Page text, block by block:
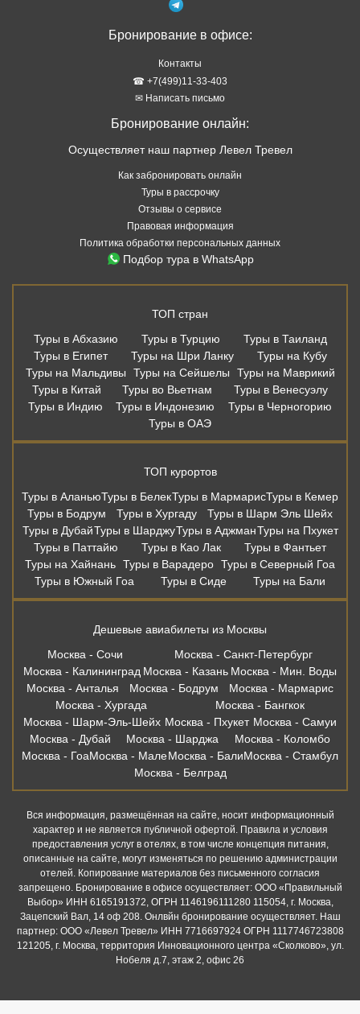
Бронирование в офисе:
Контакты
☎ +7(499)11-33-403
✉ Написать письмо
Бронирование онлайн:
Осуществляет наш партнер Левел Тревел
Как забронировать онлайн
Туры в рассрочку
Отзывы о сервисе
Правовая информация
Политика обработки персональных данных
Подбор тура в WhatsApp
ТОП стран
Туры в Абхазию
Туры в Турцию
Туры в Таиланд
Туры в Египет
Туры на Шри Ланку
Туры на Кубу
Туры на Мальдивы
Туры на Сейшелы
Туры на Маврикий
Туры в Китай
Туры во Вьетнам
Туры в Венесуэлу
Туры в Индию
Туры в Индонезию
Туры в Черногорию
Туры в ОАЭ
ТОП курортов
Туры в АланьюТуры в БелекТуры в МармарисТуры в Кемер
Туры в Бодрум
Туры в Хургаду
Туры в Шарм Эль Шейх
Туры в ДубайТуры в ШарджуТуры в АджманТуры на Пхукет
Туры в Паттайю
Туры в Као Лак
Туры в Фантьет
Туры на Хайнань Туры в Варадеро Туры в Северный Гоа
Туры в Южный Гоа
Туры в Сиде Туры на Бали
Дешевые авиабилеты из Москвы
Москва - Сочи
Москва - Санкт-Петербург
Москва - Калининград Москва - Казань Москва - Мин. Воды
Москва - Анталья
Москва - Бодрум
Москва - Мармарис
Москва - Хургада
Москва - Бангкок
Москва - Шарм-Эль-Шейх Москва - Пхукет Москва - Самуи
Москва - Дубай
Москва - Шарджа
Москва - Коломбо
Москва - ГоаМосква - МалеМосква - БалиМосква - Стамбул
Москва - Белград
Вся информация, размещённая на сайте, носит информационный
характер и не является публичной офертой. Правила и условия
предоставления услуг в отелях, в том числе концепция питания,
описанные на сайте, могут изменяться по решению администрации
отелей. Копирование материалов без письменного согласия
запрещено. Бронирование в офисе осуществляет: ООО «Правильный
Выбор» ИНН 6165191372, ОГРН 1146196111280 115054, г. Москва,
Зацепский Вал, 14 оф 208. Онлвйн бронирование осуществляет. Наш
партнер: ООО «Левел Тревел» ИНН 7716697924 ОГРН 1117746723808
121205, г. Москва, территория Инновационного центра «Сколково», ул.
Нобеля д.7, этаж 2, офис 26